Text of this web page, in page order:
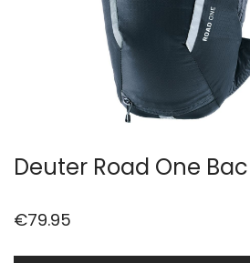
Deuter Road One
€79.95